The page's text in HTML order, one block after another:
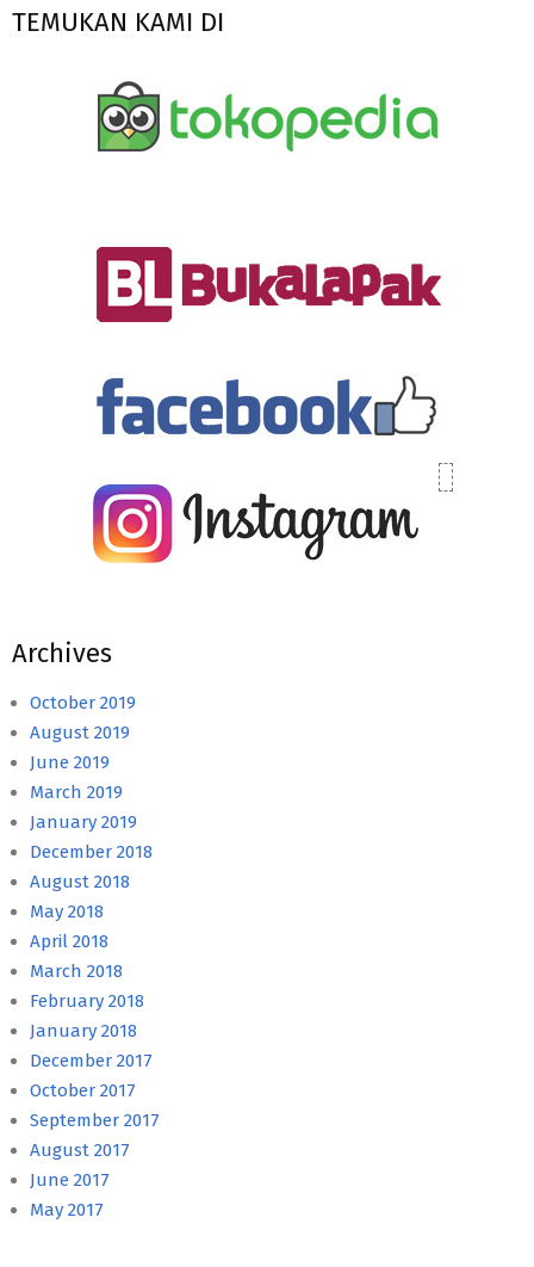
TEMUKAN KAMI DI
Archives
October 2019
August 2019
June 2019
March 2019
January 2019
December 2018
August 2018
May 2018
April 2018
March 2018
February 2018
January 2018
December 2017
October 2017
September 2017
August 2017
June 2017
May 2017